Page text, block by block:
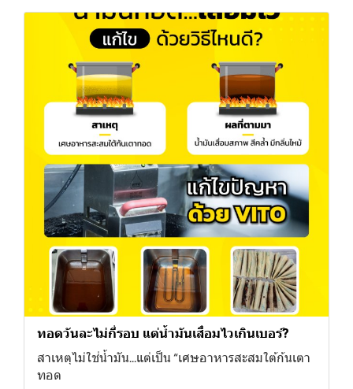
ทอดวันละไม่กี่รอบ แต่น้ำมันเสื่อมไวเกินเบอร์?
สาเหตุไม่ใช่น้ำมัน...แต่เป็น “เศษอาหารสะสมใต้ก้นเตา
ทอด